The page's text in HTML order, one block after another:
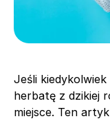
Jeśli kiedykolwiek
herbatę z dzikiej
miejsce. Ten